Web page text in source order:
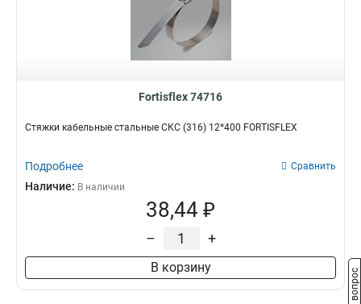
Fortisflex 74716
Стяжки кабельные стальные СКС (316) 12*400 FORTISFLEX
Подробнее Сравнить
Наличие: В наличии
38,44 ₽
– +
В корзину